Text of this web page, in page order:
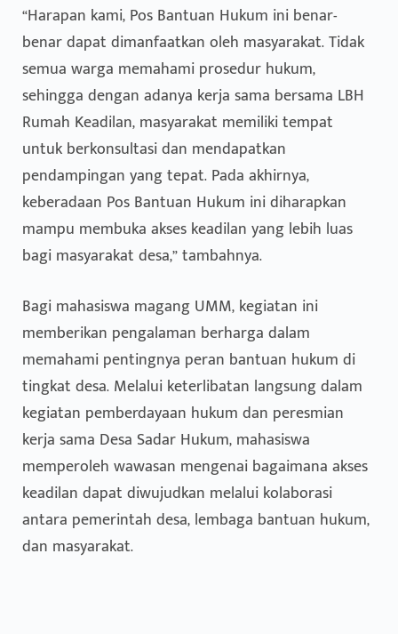
“Harapan kami, Pos Bantuan Hukum ini benar-
benar dapat dimanfaatkan oleh masyarakat. Tidak
semua warga memahami prosedur hukum,
sehingga dengan adanya kerja sama bersama LBH
Rumah Keadilan, masyarakat memiliki tempat
untuk berkonsultasi dan mendapatkan
pendampingan yang tepat. Pada akhirnya,
keberadaan Pos Bantuan Hukum ini diharapkan
mampu membuka akses keadilan yang lebih luas
bagi masyarakat desa,” tambahnya.
Bagi mahasiswa magang UMM, kegiatan ini
memberikan pengalaman berharga dalam
memahami pentingnya peran bantuan hukum di
tingkat desa. Melalui keterlibatan langsung dalam
kegiatan pemberdayaan hukum dan peresmian
kerja sama Desa Sadar Hukum, mahasiswa
memperoleh wawasan mengenai bagaimana akses
keadilan dapat diwujudkan melalui kolaborasi
antara pemerintah desa, lembaga bantuan hukum,
dan masyarakat.